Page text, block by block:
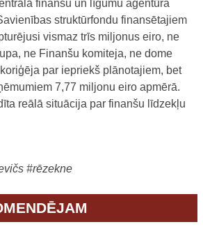
finanšu un līgumu aģentūra
struktūrfondu finansētajiem
vismaz trīs miljonus eiro, ne
ne Finanšu komiteja, ne dome
par iepriekš plānotajiem, bet
7,77 miljonu eiro apmērā.
reālā situācija par finanšu līdzekļu
#rēzekne